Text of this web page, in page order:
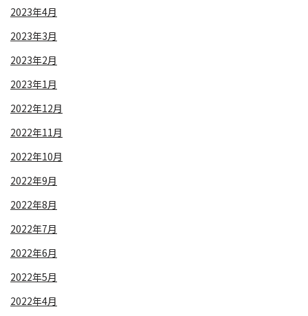
2023年4月
2023年3月
2023年2月
2023年1月
2022年12月
2022年11月
2022年10月
2022年9月
2022年8月
2022年7月
2022年6月
2022年5月
2022年4月